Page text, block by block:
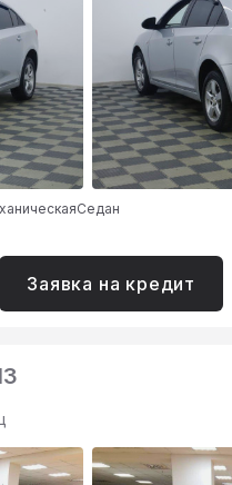
Седан
Заявка на кредит